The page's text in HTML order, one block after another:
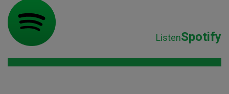
ListenSpotify